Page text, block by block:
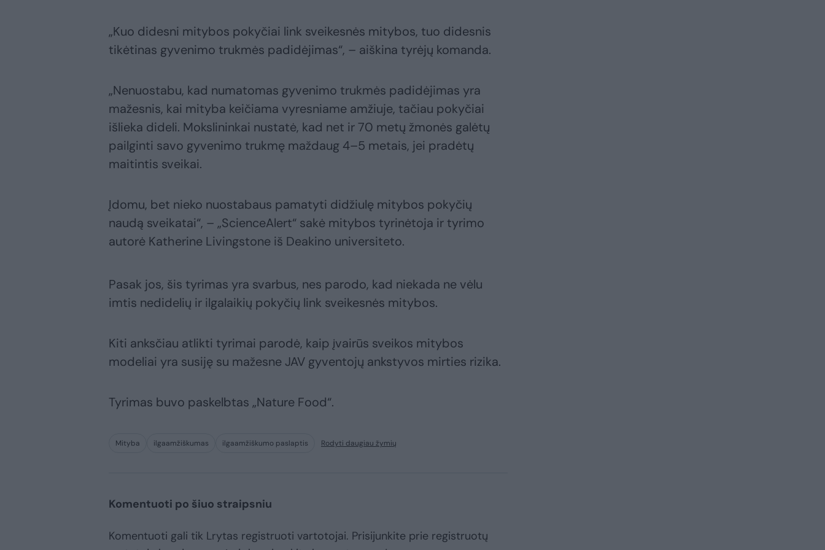
„Kuo didesni mitybos pokyčiai link sveikesnės mitybos, tuo didesnis
tikėtinas gyvenimo trukmės padidėjimas“, – aiškina tyrėjų komanda.
„Nenuostabu, kad numatomas gyvenimo trukmės padidėjimas yra
mažesnis, kai mityba keičiama vyresniame amžiuje, tačiau pokyčiai
išlieka dideli. Mokslininkai nustatė, kad net ir 70 metų žmonės galėtų
pailginti savo gyvenimo trukmę maždaug 4–5 metais, jei pradėtų
maitintis sveikai.
Įdomu, bet nieko nuostabaus pamatyti didžiulę mitybos pokyčių
naudą sveikatai“, – „ScienceAlert“ sakė mitybos tyrinėtoja ir tyrimo
autorė Katherine Livingstone iš Deakino universiteto.
Pasak jos, šis tyrimas yra svarbus, nes parodo, kad niekada ne vėlu
imtis nedidelių ir ilgalaikių pokyčių link sveikesnės mitybos.
Kiti anksčiau atlikti tyrimai parodė, kaip įvairūs sveikos mitybos
modeliai yra susiję su mažesne JAV gyventojų ankstyvos mirties rizika.
Tyrimas buvo paskelbtas „Nature Food“.
Mityba ilgaamžiškumas ilgaamžiškumo paslaptis Rodyti daugiau žymių
Komentuoti po šiuo straipsniu
Komentuoti gali tik Lrytas registruoti vartotojai. Prisijunkite prie registruotų